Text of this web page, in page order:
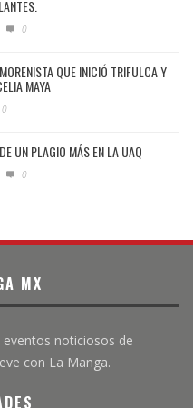
0
QUE INICIÓ TRIFULCA Y
MAYA
0
UN PLAGIO MÁS EN LA UAQ
0
MX
noticiosos de
con La Manga.